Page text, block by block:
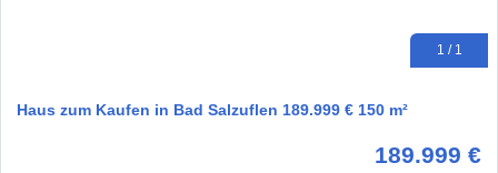
1 / 1
Haus zum Kaufen in Bad Salzuflen 189.999 € 150 m²
189.999 €